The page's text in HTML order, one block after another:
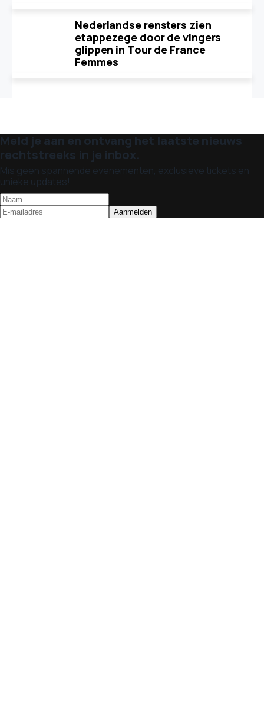
Nederlandse rensters zien
etappezege door de vingers
glippen in Tour de France
Femmes
Meld je aan en ontvang het laatste nieuws
rechtstreeks in je inbox.
Mis geen spannende evenementen, exclusieve tickets en
unieke updates!